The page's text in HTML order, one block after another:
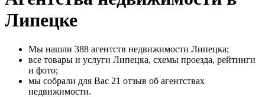
Липецке
Мы нашли 388 агентств недвижимости Липецка;
все товары и услуги Липецка, схемы проезда, рейтинги
и фото;
мы собрали для Вас 21 отзыв об агентствах
недвижимости.